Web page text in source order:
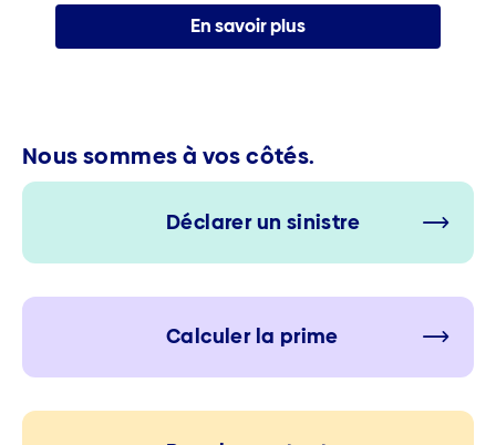
En savoir plus
Nous sommes à vos côtés.
Déclarer un sinistre
Calculer la prime